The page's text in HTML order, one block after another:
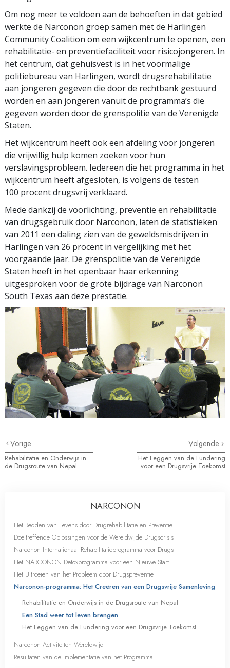
Om nog meer te voldoen aan de behoeften in dat gebied
werkte de Narconon groep samen met de Harlingen
Community Coalition om een wijkcentrum te openen, een
rehabilitatie- en preventiefaciliteit voor risicojongeren. In
het centrum, dat gehuisvest is in het voormalige
politiebureau van Harlingen, wordt drugsrehabilitatie
aan jongeren gegeven die door de rechtbank gestuurd
worden en aan jongeren vanuit de programma’s die
gegeven worden door de grenspolitie van de Verenigde
Staten.
Het wijkcentrum heeft ook een afdeling voor jongeren
die vrijwillig hulp komen zoeken voor hun
verslavingsprobleem. Iedereen die het programma in het
wijkcentrum heeft afgesloten, is volgens de testen
100 procent drugsvrij verklaard.
Mede dankzij de voorlichting, preventie en rehabilitatie
van drugsgebruik door Narconon, laten de statistieken
van 2011 een daling zien van de geweldsmisdrijven in
Harlingen van 26 procent in vergelijking met het
voorgaande jaar. De grenspolitie van de Verenigde
Staten heeft in het openbaar haar erkenning
uitgesproken voor de grote bijdrage van Narconon
South Texas aan deze prestatie.
Vorige
Rehabilitatie en Onderwijs in
de Drugsroute van Nepal
Volgende
Het Leggen van de Fundering
voor een Drugsvrije Toekomst
NARCONON
Het Redden van Levens door Drugrehabilitatie en Preventie
Doeltreffende Oplossingen voor de Wereldwijde Drugscrisis
Narconon Internationaal Rehabilitatieprogramma voor Drugs
Het NARCONON Detoxprogramma voor een Nieuwe Start
Het Uitroeien van het Probleem door Drugspreventie
Narconon-programma: Het Creëren van een Drugsvrije Samenleving
Rehabilitatie en Onderwijs in de Drugsroute van Nepal
Een Stad weer tot leven brengen
Het Leggen van de Fundering voor een Drugsvrije Toekomst
Narconon Activiteiten Wereldwijd
Resultaten van de Implementatie van het Programma